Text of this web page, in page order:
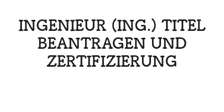
INGENIEUR (ING.) TITEL
BEANTRAGEN UND
ZERTIFIZIERUNG